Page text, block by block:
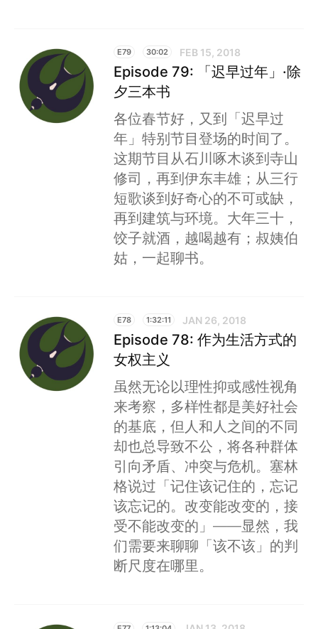
E79 30:02 FEB 15, 2018
Episode 79: 「迟早过年」·除
夕三本书
各位春节好，又到「迟早过
年」特别节目登场的时间了。
这期节目从石川啄木谈到寺山
修司，再到伊东丰雄；从三行
短歌谈到好奇心的不可或缺，
再到建筑与环境。大年三十，
饺子就酒，越喝越有；叔姨伯
姑，一起聊书。
E78 1:32:11 JAN 26, 2018
Episode 78: 作为生活方式的
女权主义
虽然无论以理性抑或感性视角
来考察，多样性都是美好社会
的基底，但人和人之间的不同
却也总导致不公，将各种群体
引向矛盾、冲突与危机。塞林
格说过「记住该记住的，忘记
该忘记的。改变能改变的，接
受不能改变的」——显然，我
们需要来聊聊「该不该」的判
断尺度在哪里。